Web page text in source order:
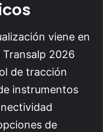
viene en
2026
de tracción
instrumentos
de